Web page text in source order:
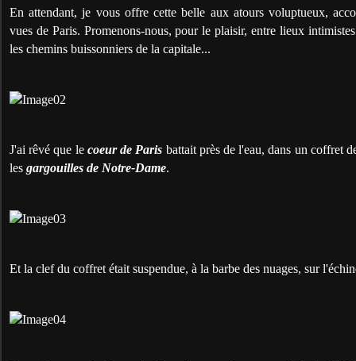
En attendant, je vous offre cette belle aux atours voluptueux,
vues de Paris. Promenons-nous, pour le plaisir, entre lieux
les chemins buissonniers de la capitale...
J'ai rêvé que le coeur de Paris battait près de l'eau, dans un coffret
les gargouilles de Notre-Dame.
Et la clef du coffret était suspendue, à la barbe des nuages, sur